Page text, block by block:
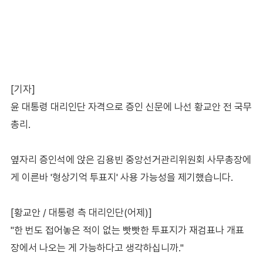
[기자]
윤 대통령 대리인단 자격으로 증인 신문에 나선 황교안 전 국무
총리.
옆자리 증인석에 앉은 김용빈 중앙선거관리위원회 사무총장에
게 이른바 '형상기억 투표지' 사용 가능성을 제기했습니다.
[황교안 / 대통령 측 대리인단(어제)]
"한 번도 접어놓은 적이 없는 빳빳한 투표지가 재검표나 개표
장에서 나오는 게 가능하다고 생각하십니까."